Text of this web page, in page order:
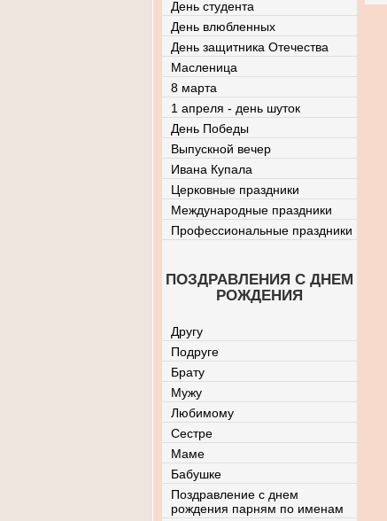
День студента
День влюбленных
День защитника Отечества
Масленица
8 марта
1 апреля - день шуток
День Победы
Выпускной вечер
Ивана Купала
Церковные праздники
Международные праздники
Профессиональные праздники
ПОЗДРАВЛЕНИЯ С ДНЕМ
РОЖДЕНИЯ
Другу
Подруге
Брату
Мужу
Любимому
Сестре
Маме
Бабушке
Поздравление с днем
рождения парням по именам